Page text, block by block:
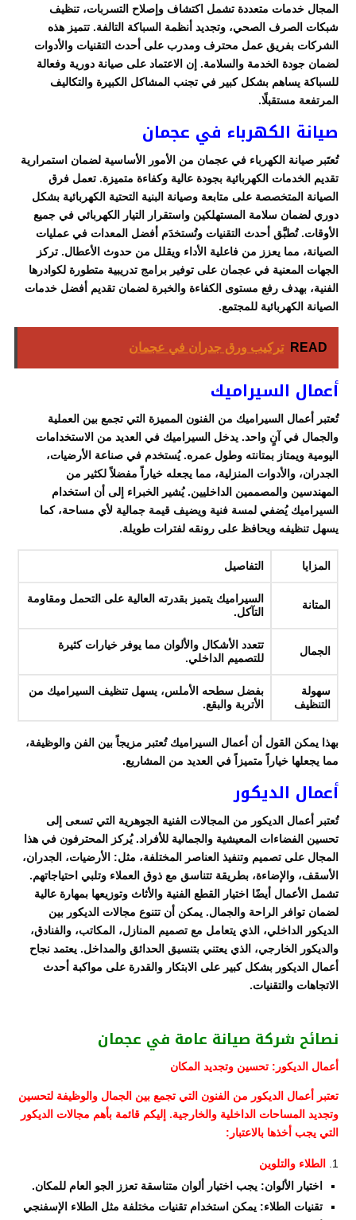
المجال خدمات متعددة تشمل اكتشاف وإصلاح التسربات، تنظيف
شبكات الصرف الصحي، وتجديد أنظمة السباكة التالفة. تتميز هذه
الشركات بفريق عمل محترف ومدرب على أحدث التقنيات والأدوات
لضمان جودة الخدمة والسلامة. إن الاعتماد على صيانة دورية وفعالة
للسباكة يساهم بشكل كبير في تجنب المشاكل الكبيرة والتكاليف
المرتفعة مستقبلًا.
صيانة الكهرباء في عجمان
تُعتَبر صيانة الكهرباء في عجمان من الأمور الأساسية لضمان استمرارية
تقديم الخدمات الكهربائية بجودة عالية وكفاءة متميزة. تعمل فرق
الصيانة المتخصصة على متابعة وصيانة البنية التحتية الكهربائية بشكل
دوري لضمان سلامة المستهلكين واستقرار التيار الكهربائي في جميع
الأوقات. تُطبَّق أحدث التقنيات وتُستخدَم أفضل المعدات في عمليات
الصيانة، مما يعزز من فاعلية الأداء ويقلل من حدوث الأعطال. تركز
الجهات المعنية في عجمان على توفير برامج تدريبية متطورة لكوادرها
الفنية، بهدف رفع مستوى الكفاءة والخبرة لضمان تقديم أفضل خدمات
الصيانة الكهربائية للمجتمع.
READ تركيب ورق جدران في عجمان
أعمال السيراميك
تُعتبر أعمال السيراميك من الفنون المميزة التي تجمع بين العملية
والجمال في آنٍ واحد. يدخل السيراميك في العديد من الاستخدامات
اليومية ويمتاز بمتانته وطول عمره. يُستخدم في صناعة الأرضيات،
الجدران، والأدوات المنزلية، مما يجعله خياراً مفضلاً لكثير من
المهندسين والمصممين الداخليين. يُشير الخبراء إلى أن استخدام
السيراميك يُضفي لمسة فنية ويضيف قيمة جمالية لأي مساحة، كما
يسهل تنظيفه ويحافظ على رونقه لفترات طويلة.
المزايا التفاصيل
المتانة
السيراميك يتميز بقدرته العالية على التحمل ومقاومة
التآكل.
الجمال
تتعدد الأشكال والألوان مما يوفر خيارات كثيرة
للتصميم الداخلي.
سهولة
التنظيف
بفضل سطحه الأملس، يسهل تنظيف السيراميك من
الأتربة والبقع.
بهذا يمكن القول أن أعمال السيراميك تُعتبر مزيجاً بين الفن والوظيفة،
مما يجعلها خياراً متميزاً في العديد من المشاريع.
أعمال الديكور
تُعتبر أعمال الديكور من المجالات الفنية الجوهرية التي تسعى إلى
تحسين الفضاءات المعيشية والجمالية للأفراد. يُركز المحترفون في هذا
المجال على تصميم وتنفيذ العناصر المختلفة، مثل: الأرضيات، الجدران،
الأسقف، والإضاءة، بطريقة تتناسق مع ذوق العملاء وتلبي احتياجاتهم.
تشمل الأعمال أيضًا اختيار القطع الفنية والأثاث وتوزيعها بمهارة عالية
لضمان توافر الراحة والجمال. يمكن أن تتنوع مجالات الديكور بين
الديكور الداخلي، الذي يتعامل مع تصميم المنازل، المكاتب، والفنادق،
والديكور الخارجي، الذي يعتني بتنسيق الحدائق والمداخل. يعتمد نجاح
أعمال الديكور بشكل كبير على الابتكار والقدرة على مواكبة أحدث
الاتجاهات والتقنيات.
نصائح شركة صيانة عامة في عجمان
أعمال الديكور: تحسين وتجديد المكان
تعتبر أعمال الديكور من الفنون التي تجمع بين الجمال والوظيفة لتحسين
وتجديد المساحات الداخلية والخارجية. إليكم قائمة بأهم مجالات الديكور
التي يجب أخذها بالاعتبار:
الطلاء والتلوين
اختيار الألوان: يجب اختيار ألوان متناسقة تعزز الجو العام للمكان.
تقنيات الطلاء: يمكن استخدام تقنيات مختلفة مثل الطلاء الإسفنجي